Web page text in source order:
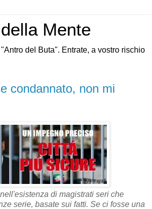
Mente
del Buta". Entrate, a vostro rischio
condannato, non mi
di magistrati seri che
serie, basate sui fatti. Se ci fosse una